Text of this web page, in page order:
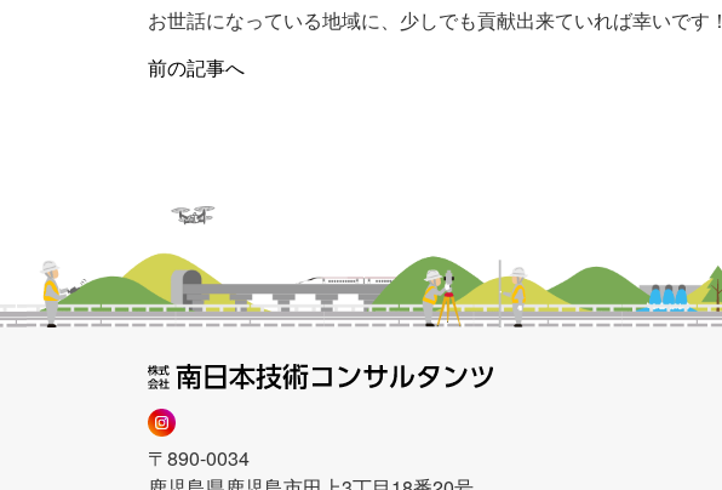
お世話になっている地域に、少しでも貢献出来ていれば幸いです！
前の記事へ
〒890-0034